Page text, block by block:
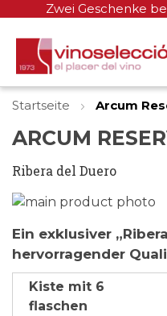
Zwei Geschenke
Startseite Arcum
ARCUM
Ribera del Duero
Zum
der
Bildgalerie
springen
Anfang
der
Bildgalerie
springen
Ein exklusiver
hervorragender
Kiste mit 6
flaschen